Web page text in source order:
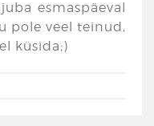
esmaspäeval
pole veel teinud,
küsida;)